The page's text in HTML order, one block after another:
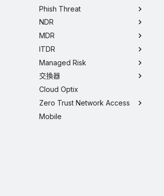
Phish Threat
NDR
MDR
ITDR
Managed Risk
交換器
Cloud Optix
Zero Trust Network Access
Mobile